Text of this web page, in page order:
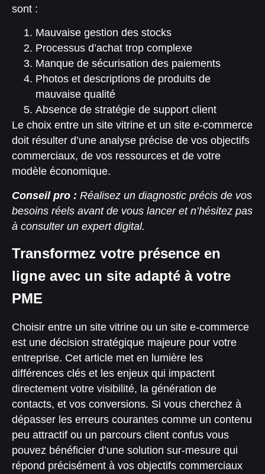
sont :
Mauvaise gestion des stocks
Processus d’achat trop complexe
Manque de sécurisation des paiements
Photos et descriptions de produits de
mauvaise qualité
Absence de stratégie de support client
Le choix entre un site vitrine et un site e-commerce
doit résulter d’une analyse précise de vos objectifs
commerciaux, de vos ressources et de votre
modèle économique.
Conseil pro : Réalisez un diagnostic précis de vos
besoins réels avant de vous lancer et n’hésitez pas
à consulter un expert digital.
Transformez votre présence en
ligne avec un site adapté à votre
PME
Choisir entre un site vitrine ou un site e-commerce
est une décision stratégique majeure pour votre
entreprise. Cet article met en lumière les
différences clés et les enjeux qui impactent
directement votre visibilité, la génération de
contacts, et vos conversions. Si vous cherchez à
dépasser les erreurs courantes comme un contenu
peu attractif ou un parcours client confus vous
pouvez bénéficier d’une solution sur-mesure qui
répond précisément à vos objectifs commerciaux